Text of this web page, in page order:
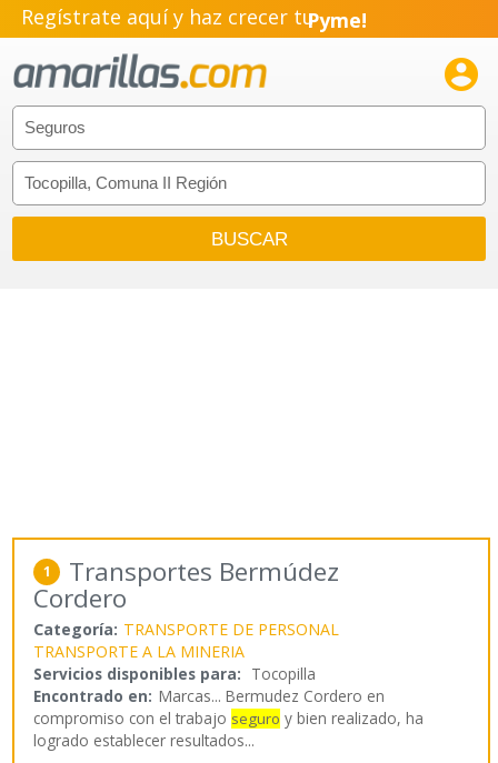
Regístrate aquí y haz crecer tuPyme!
Emprendimiento!

1 Transportes Bermúdez
Cordero
Categoría: TRANSPORTE DE PERSONAL
TRANSPORTE A LA MINERIA
Servicios disponibles para: Tocopilla
Encontrado en: Marcas...Bermudez Cordero en
compromiso con el trabajo seguro y bien realizado, ha
logrado establecer resultados...